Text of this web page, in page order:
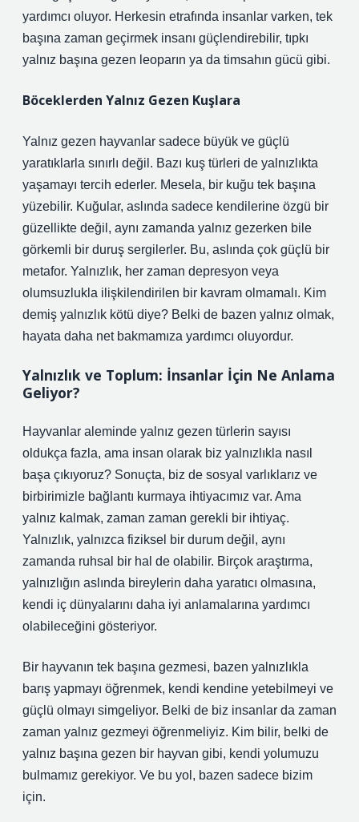
yardımcı oluyor. Herkesin etrafında insanlar varken, tek
başına zaman geçirmek insanı güçlendirebilir, tıpkı
yalnız başına gezen leoparın ya da timsahın gücü gibi.
Böceklerden Yalnız Gezen Kuşlara
Yalnız gezen hayvanlar sadece büyük ve güçlü
yaratıklarla sınırlı değil. Bazı kuş türleri de yalnızlıkta
yaşamayı tercih ederler. Mesela, bir kuğu tek başına
yüzebilir. Kuğular, aslında sadece kendilerine özgü bir
güzellikte değil, aynı zamanda yalnız gezerken bile
görkemli bir duruş sergilerler. Bu, aslında çok güçlü bir
metafor. Yalnızlık, her zaman depresyon veya
olumsuzlukla ilişkilendirilen bir kavram olmamalı. Kim
demiş yalnızlık kötü diye? Belki de bazen yalnız olmak,
hayata daha net bakmamıza yardımcı oluyordur.
Yalnızlık ve Toplum: İnsanlar İçin Ne Anlama
Geliyor?
Hayvanlar aleminde yalnız gezen türlerin sayısı
oldukça fazla, ama insan olarak biz yalnızlıkla nasıl
başa çıkıyoruz? Sonuçta, biz de sosyal varlıklarız ve
birbirimizle bağlantı kurmaya ihtiyacımız var. Ama
yalnız kalmak, zaman zaman gerekli bir ihtiyaç.
Yalnızlık, yalnızca fiziksel bir durum değil, aynı
zamanda ruhsal bir hal de olabilir. Birçok araştırma,
yalnızlığın aslında bireylerin daha yaratıcı olmasına,
kendi iç dünyalarını daha iyi anlamalarına yardımcı
olabileceğini gösteriyor.
Bir hayvanın tek başına gezmesi, bazen yalnızlıkla
barış yapmayı öğrenmek, kendi kendine yetebilmeyi ve
güçlü olmayı simgeliyor. Belki de biz insanlar da zaman
zaman yalnız gezmeyi öğrenmeliyiz. Kim bilir, belki de
yalnız başına gezen bir hayvan gibi, kendi yolumuzu
bulmamız gerekiyor. Ve bu yol, bazen sadece bizim
için.